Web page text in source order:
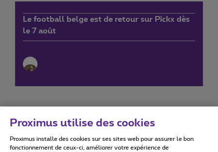
Le football belge est de retour sur Pickx dès
le 7 août
Conditions d'utilisation Accessibility statement
Proximus utilise des cookies
Proximus installe des cookies sur ses sites web pour assurer le bon
fonctionnement de ceux-ci, améliorer votre expérience de